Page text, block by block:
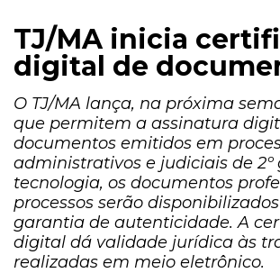
TJ/MA inicia
digital de
O TJ/MA lança, na próxima
que permitem a assinatura
documentos emitidos em
administrativos e judiciais de 2º
tecnologia, os documentos
processos serão
garantia de autenticidade. A
digital dá validade jurídica às
realizadas em meio eletrônico.